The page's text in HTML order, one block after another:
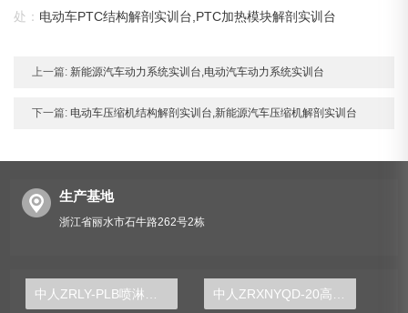
处： 电动车PTC结构解剖实训台,PTC加热模块解剖实训台
上一篇: 新能源汽车动力系统实训台,电动汽车动力系统实训台
下一篇: 电动车压缩机结构解剖实训台,新能源汽车压缩机解剖实训台
生产基地
浙江省丽水市石牛路262号2栋